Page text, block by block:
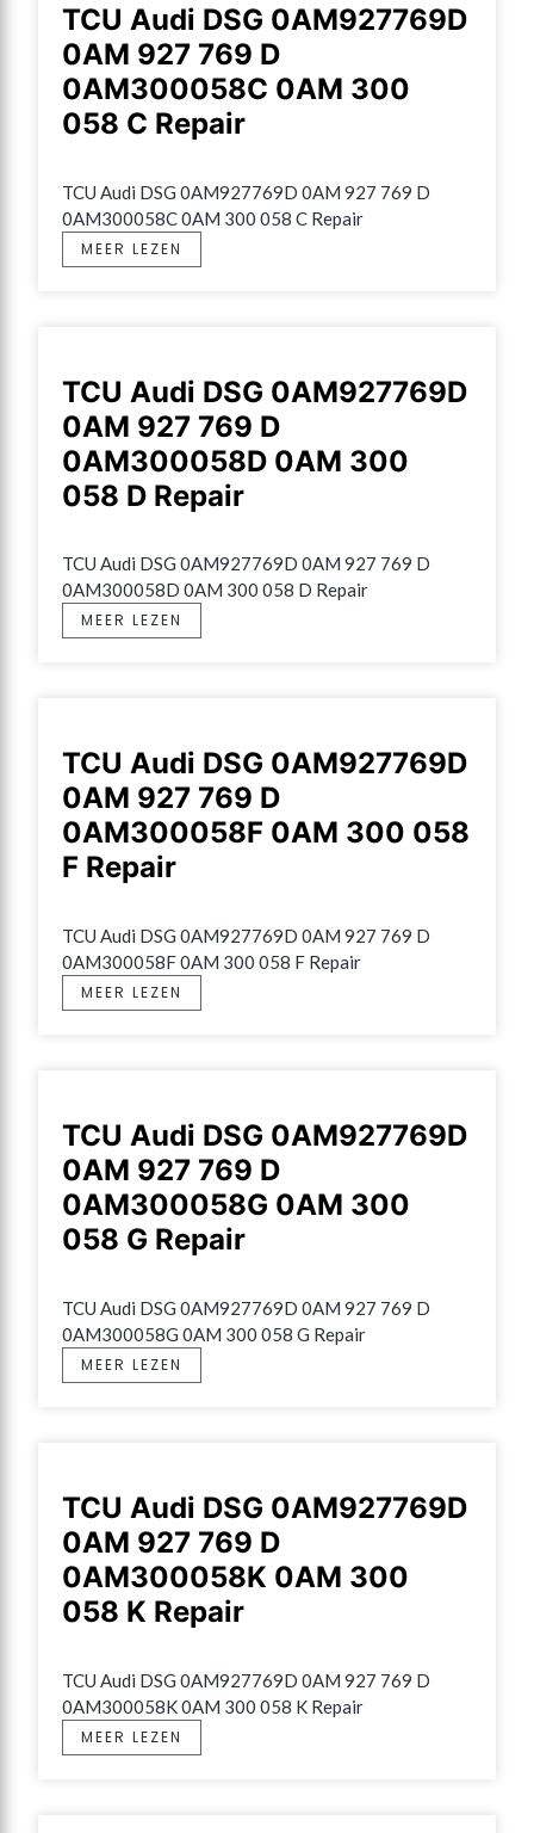
TCU Audi DSG 0AM927769D
0AM 927 769 D
0AM300058C 0AM 300
058 C Repair
TCU Audi DSG 0AM927769D 0AM 927 769 D
0AM300058C 0AM 300 058 C Repair
MEER LEZEN
TCU Audi DSG 0AM927769D
0AM 927 769 D
0AM300058D 0AM 300
058 D Repair
TCU Audi DSG 0AM927769D 0AM 927 769 D
0AM300058D 0AM 300 058 D Repair
MEER LEZEN
TCU Audi DSG 0AM927769D
0AM 927 769 D
0AM300058F 0AM 300 058
F Repair
TCU Audi DSG 0AM927769D 0AM 927 769 D
0AM300058F 0AM 300 058 F Repair
MEER LEZEN
TCU Audi DSG 0AM927769D
0AM 927 769 D
0AM300058G 0AM 300
058 G Repair
TCU Audi DSG 0AM927769D 0AM 927 769 D
0AM300058G 0AM 300 058 G Repair
MEER LEZEN
TCU Audi DSG 0AM927769D
0AM 927 769 D
0AM300058K 0AM 300
058 K Repair
TCU Audi DSG 0AM927769D 0AM 927 769 D
0AM300058K 0AM 300 058 K Repair
MEER LEZEN